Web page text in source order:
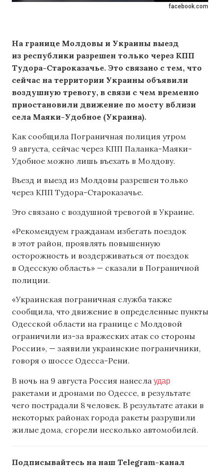
facebook.com
На границе Молдовы и Украины выезд
из республики разрешен только через КПП
Тудора-Староказачье. Это связано с тем, что
сейчас на территории Украины объявили
воздушную тревогу, в связи с чем временно
приостановили движение по мосту вблизи
села Маяки-Удобное (Украина).
Как сообщила Пограничная полиция утром
9 августа, сейчас через КПП Паланка-Маяки-
Удобное можно лишь въехать в Молдову.
Въезд и выезд из Молдовы разрешен только
через КПП Тудора-Староказачье.
Это связано с воздушной тревогой в Украине.
«Рекомендуем гражданам избегать поездок
в этот район, проявлять повышенную
осторожность и воздерживаться от поездок
в Одесскую область» — сказали в Пограничной
полиции.
«Украинская пограничная служба также
сообщила, что движение в определенные пункты
Одесской области на границе с Молдовой
ограничили из-за вражеских атак со стороны
России», — заявили украинские пограничники,
говоря о шоссе Одесса-Рени.
В ночь на 9 августа Россия нанесла удар
ракетами и дронами по Одессе, в результате
чего пострадали 8 человек. В результате атаки в
некоторых районах города ракеты разрушили
жилые дома, сгорели несколько автомобилей.
Подписывайтесь на наш Telegram-канал